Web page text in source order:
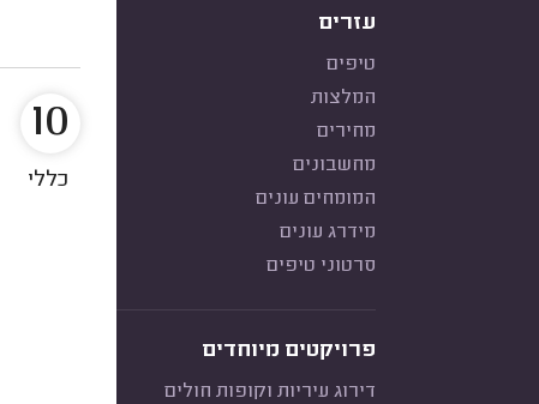
עזרים
טיפים
המלצות
מחירים
מחשבונים
המומחים עונים
מידרג עונים
סרטוני טיפים
פרויקטים מיוחדים
דירוג עיריות וקופות חולים
10
כללי